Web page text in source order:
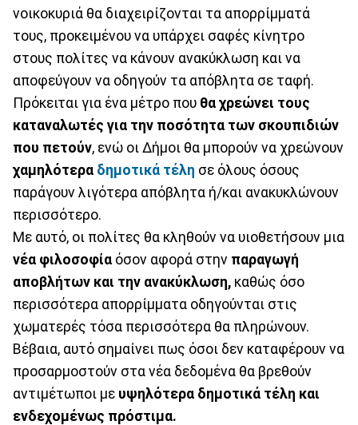
νοικοκυριά θα διαχειρίζονται τα απορρίμματά
τους, προκειμένου να υπάρχει σαφές κίνητρο
στους πολίτες να κάνουν ανακύκλωση και να
αποφεύγουν να οδηγούν τα απόβλητα σε ταφή.
Πρόκειται για ένα μέτρο που θα χρεώνει τους
καταναλωτές για την ποσότητα των σκουπιδιών
που πετούν, ενώ οι Δήμοι θα μπορούν να χρεώνουν
χαμηλότερα δημοτικά τέλη σε όλους όσους
παράγουν λιγότερα απόβλητα ή/και ανακυκλώνουν
περισσότερο.
Με αυτό, οι πολίτες θα κληθούν να υιοθετήσουν μια
νέα φιλοσοφία όσον αφορά στην παραγωγή
αποβλήτων και την ανακύκλωση, καθώς όσο
περισσότερα απορρίμματα οδηγούνται στις
χωματερές τόσα περισσότερα θα πληρώνουν.
Βέβαια, αυτό σημαίνει πως όσοι δεν καταφέρουν να
προσαρμοστούν στα νέα δεδομένα θα βρεθούν
αντιμέτωποι με υψηλότερα δημοτικά τέλη και
ενδεχομένως πρόστιμα.